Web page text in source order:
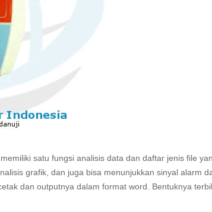
satu fungsi analisis data dan daftar jenis file
grafik, dan juga bisa menunjukkan sinyal alarm
dan outputnya dalam format word. Bentuknya